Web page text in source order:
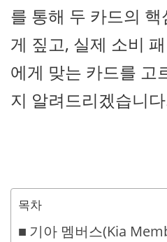
를 통해 두 카드의
게 짚고, 실제 소비
에게 맞는 카드를 고
지 알려드리겠습니
목차
기아 멤버스(Kia